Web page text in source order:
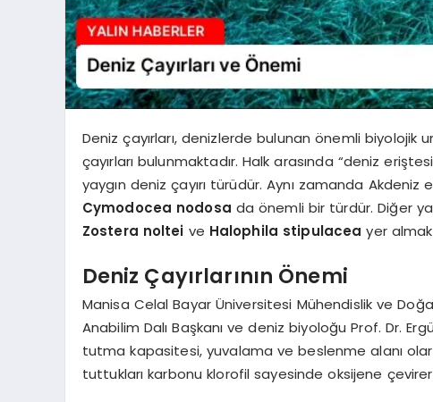
Deniz çayırları, denizlerde bulunan önemli biyolojik
çayırları bulunmaktadır. Halk arasında “deniz
yaygın deniz çayırı türüdür. Aynı zamanda
Cymodocea nodosa da önemli bir türdür. Diğer
Zostera noltei ve Halophila stipulacea yer
Deniz Çayırlarının Önemi
Manisa Celal Bayar Üniversitesi Mühendislik ve
Anabilim Dalı Başkanı ve deniz biyoloğu Prof. Dr.
tutma kapasitesi, yuvalama ve beslenme alanı
tuttukları karbonu klorofil sayesinde oksijene